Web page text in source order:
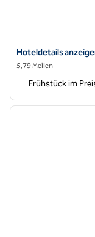
Hoteldetails für
Hoteldetails
5,79 Meilen
Frühstück im
1 von 12